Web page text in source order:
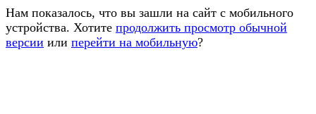
Нам показалось, что вы зашли на сайт с мобильного
устройства. Хотите продолжить просмотр обычной
версии или перейти на мобильную?